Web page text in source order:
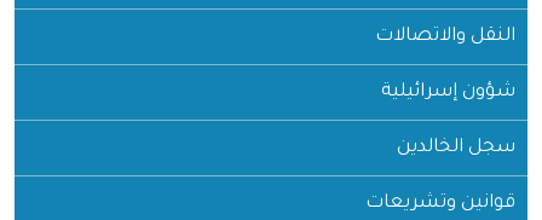
النقل والاتصالات
شؤون إسرائيلية
سجل الخالدين
قوانين وتشريعات